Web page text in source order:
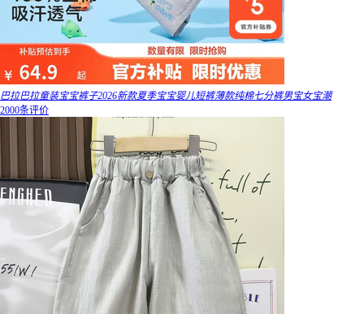
巴拉巴拉童装宝宝裤子2026新款夏季宝宝婴儿短裤薄款纯棉七分裤男宝女宝潮
2000条评价